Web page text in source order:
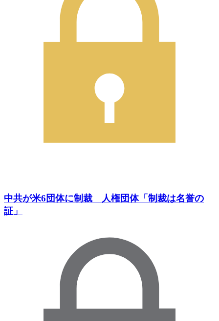
中共が米6団体に制裁 人権団体「制裁は名誉の
証」